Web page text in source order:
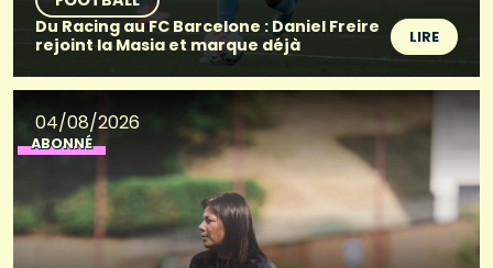
Du Racing au FC Barcelone : Daniel Freire
rejoint la Masia et marque déjà
LIRE
04/08/2026
ABONNÉ